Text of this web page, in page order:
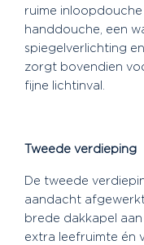
ruime
handdouche, een
spiegelverlichting
zorgt bovendien
fijne lichtinval.
Tweede verdieping
De tweede
aandacht
brede dakkapel
extra leefruimte én